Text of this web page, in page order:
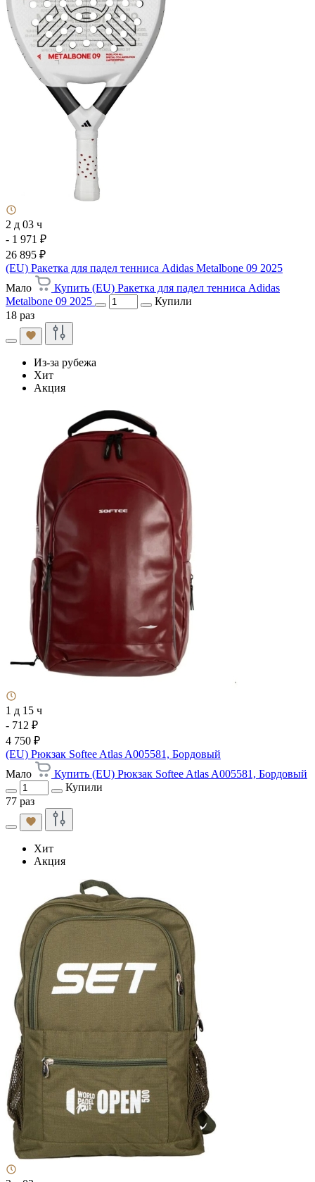
2 д 03 ч
- 1 971 ₽
26 895 ₽
(EU) Ракетка для падел тенниса Adidas Metalbone 09 2025
Мало
Купить (EU) Ракетка для падел тенниса Adidas
Metalbone 09 2025
Купили
18 раз
Из-за рубежа
Хит
Акция
1 д 15 ч
- 712 ₽
4 750 ₽
(EU) Рюкзак Softee Atlas A005581, Бордовый
Мало
Купить (EU) Рюкзак Softee Atlas A005581, Бордовый
Купили
77 раз
Хит
Акция